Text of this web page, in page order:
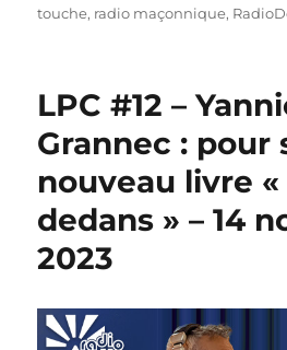
touche, radio maçonnique,
LPC #12 –
Grannec : pour
nouveau livre «
dedans » – 14
2023